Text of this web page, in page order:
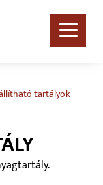
tartályok